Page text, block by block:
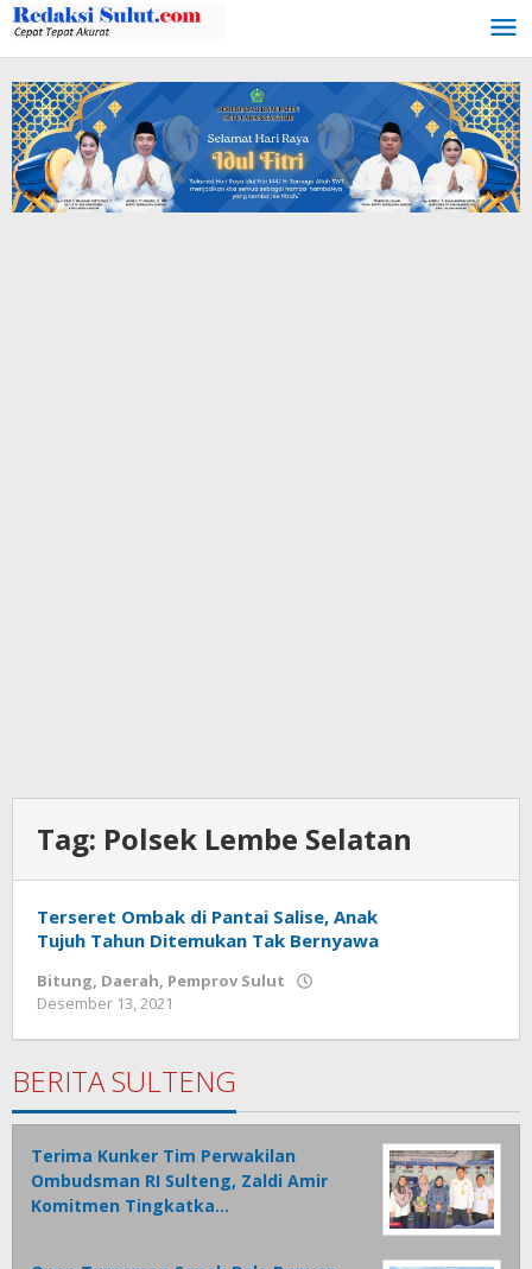
Lewati
ke
konten
Tag: Polsek Lembe Selatan
Terseret Ombak di Pantai Salise, Anak
Tujuh Tahun Ditemukan Tak Bernyawa
Bitung, Daerah, Pemprov Sulut
Desember 13, 2021
BERITA SULTENG
Terima Kunker Tim Perwakilan
Ombudsman RI Sulteng, Zaldi Amir
Komitmen Tingkatka…